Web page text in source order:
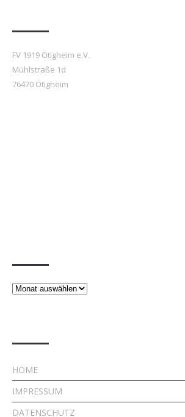
FV 1919 Ötigheim e.V.
Mühlstraße 1d
76470 Ötigheim
Beiträge
HOME
IMPRESSUM
DATENSCHUTZ